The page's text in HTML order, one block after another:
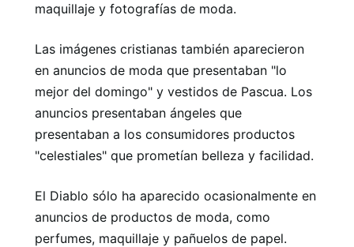
maquillaje y fotografías de moda.
Las imágenes cristianas también aparecieron
en anuncios de moda que presentaban "lo
mejor del domingo" y vestidos de Pascua. Los
anuncios presentaban ángeles que
presentaban a los consumidores productos
"celestiales" que prometían belleza y facilidad.
El Diablo sólo ha aparecido ocasionalmente en
anuncios de productos de moda, como
perfumes, maquillaje y pañuelos de papel.